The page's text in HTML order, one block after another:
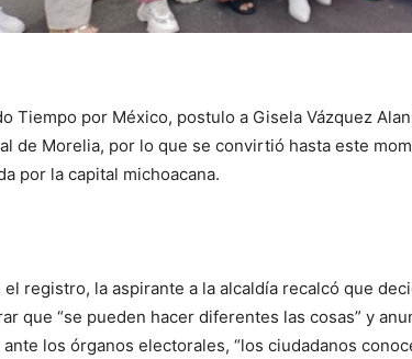
Tiempo por México, postulo a Gisela Vázquez
de Morelia, por lo que se convirtió hasta este
por la capital michoacana.
el registro, la aspirante a la alcaldía recalcó que
que “se pueden hacer diferentes las cosas” y
los órganos electorales, “los ciudadanos